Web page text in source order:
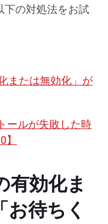
下の対処法をお試
または無効化」が
ールが失敗した時
有効化ま
待ちく